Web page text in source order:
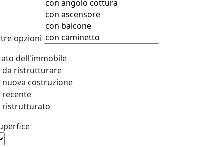
opzioni
dell'immobile
da ristrutturare
nuova costruzione
recente
ristrutturato